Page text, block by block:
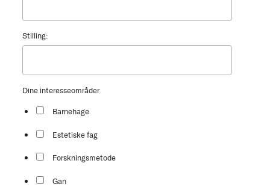
Stilling:
Dine interesseområder
Barnehage
Estetiske fag
Forskningsmetode
Gan